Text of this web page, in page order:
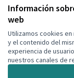
Información
web
Utilizamos cookies
y el contenido del
experiencia de
nuestros canales de
Ver todas las
Términos y
Configuración de
Decidim Calafell en X
(Enlace externo)
Decidim Calafell
Decidim